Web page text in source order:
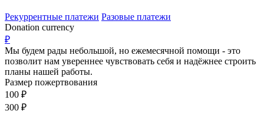
Рекуррентные платежи Разовые платежи
Donation currency
₽
Мы будем рады небольшой, но ежемесячной помощи - это
позволит нам увереннее чувствовать себя и надёжнее строить
планы нашей работы.
Размер пожертвования
100 ₽
300 ₽